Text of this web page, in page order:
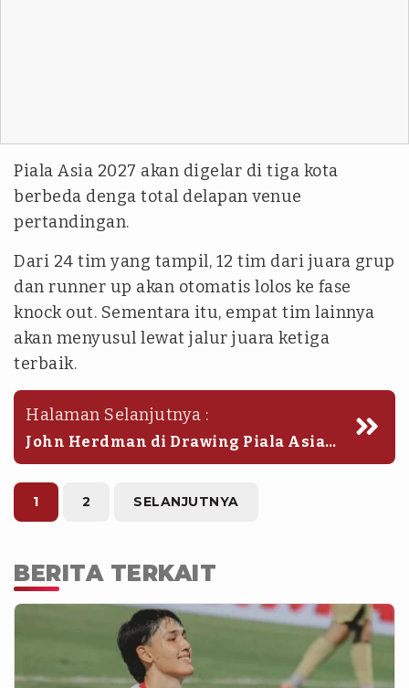
Piala Asia 2027 akan digelar di tiga kota
berbeda denga total delapan venue
pertandingan.
Dari 24 tim yang tampil, 12 tim dari juara grup
dan runner up akan otomatis lolos ke fase
knock out. Sementara itu, empat tim lainnya
akan menyusul lewat jalur juara ketiga
terbaik.
Halaman Selanjutnya :
John Herdman di Drawing Piala Asia
2027Sumber : AFC
1 2 SELANJUTNYA
BERITA TERKAIT